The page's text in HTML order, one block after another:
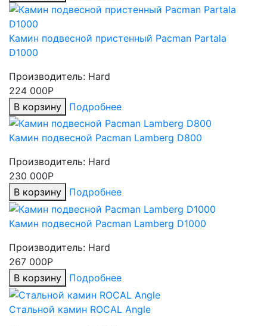
Камин подвесной пристенный Pacman Partala
D1000
Производитель: Hard
224 000Р
В корзину
Подробнее
Камин подвесной Pacman Lamberg D800
Производитель: Hard
230 000Р
В корзину
Подробнее
Камин подвесной Pacman Lamberg D1000
Производитель: Hard
267 000Р
В корзину
Подробнее
Стальной камин ROCAL Angle